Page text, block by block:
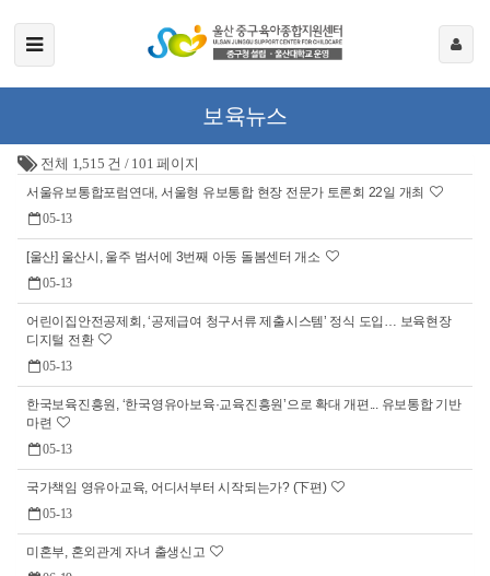
보육뉴스
전체 1,515 건 / 101 페이지
서울유보통합포럼연대, 서울형 유보통합 현장 전문가 토론회 22일 개최
05-13
[울산] 울산시, 울주 범서에 3번째 아동 돌봄센터 개소
05-13
어린이집안전공제회, ‘공제급여 청구서류 제출시스템’ 정식 도입… 보육현장
디지털 전환
05-13
한국보육진흥원, ‘한국영유아보육·교육진흥원’으로 확대 개편... 유보통합 기반
마련
05-13
국가책임 영유아교육, 어디서부터 시작되는가? (下편)
05-13
미혼부, 혼외관계 자녀 출생신고